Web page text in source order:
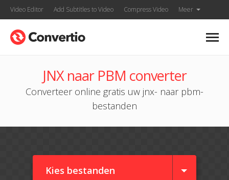
Video Editor Add Subtitles to Video Compress Video Meer
JNX naar PBM converter
Converteer online gratis uw jnx- naar pbm-
bestanden
Kies bestanden